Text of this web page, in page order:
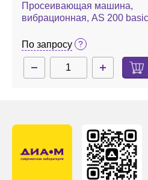
Просеивающая машина,
вибрационная, AS 200 basic
По запросу